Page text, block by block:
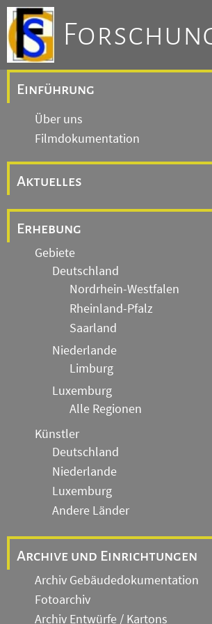
Einführung
Über uns
Filmdokumentation
Aktuelles
Erhebung
Gebiete
Deutschland
Nordrhein-Westfalen
Rheinland-Pfalz
Saarland
Niederlande
Limburg
Luxemburg
Alle Regionen
Künstler
Deutschland
Niederlande
Luxemburg
Andere Länder
Archive und Einrichtungen
Archiv Gebäudedokumentation
Fotoarchiv
Archiv Entwürfe / Kartons